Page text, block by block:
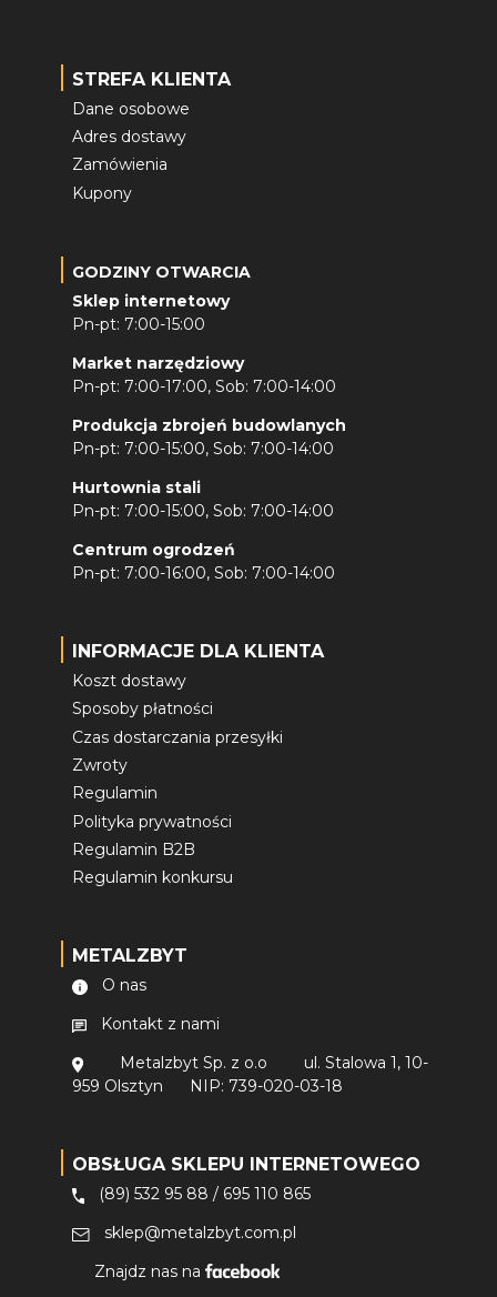
STREFA KLIENTA
Dane osobowe
Adres dostawy
Zamówienia
Kupony
GODZINY OTWARCIA
Sklep internetowy
Pn-pt: 7:00-15:00
Market narzędziowy
Pn-pt: 7:00-17:00, Sob: 7:00-14:00
Produkcja zbrojeń budowlanych
Pn-pt: 7:00-15:00, Sob: 7:00-14:00
Hurtownia stali
Pn-pt: 7:00-15:00, Sob: 7:00-14:00
Centrum ogrodzeń
Pn-pt: 7:00-16:00, Sob: 7:00-14:00
INFORMACJE DLA KLIENTA
Koszt dostawy
Sposoby płatności
Czas dostarczania przesyłki
Zwroty
Regulamin
Polityka prywatności
Regulamin B2B
Regulamin konkursu
METALZBYT
O nas
Kontakt z nami
Metalzbyt Sp. z o.o
ul. Stalowa 1, 10-
959 Olsztyn
NIP: 739-020-03-18
OBSŁUGA SKLEPU INTERNETOWEGO
(89) 532 95 88 / 695 110 865
sklep@metalzbyt.com.pl
Znajdz nas na